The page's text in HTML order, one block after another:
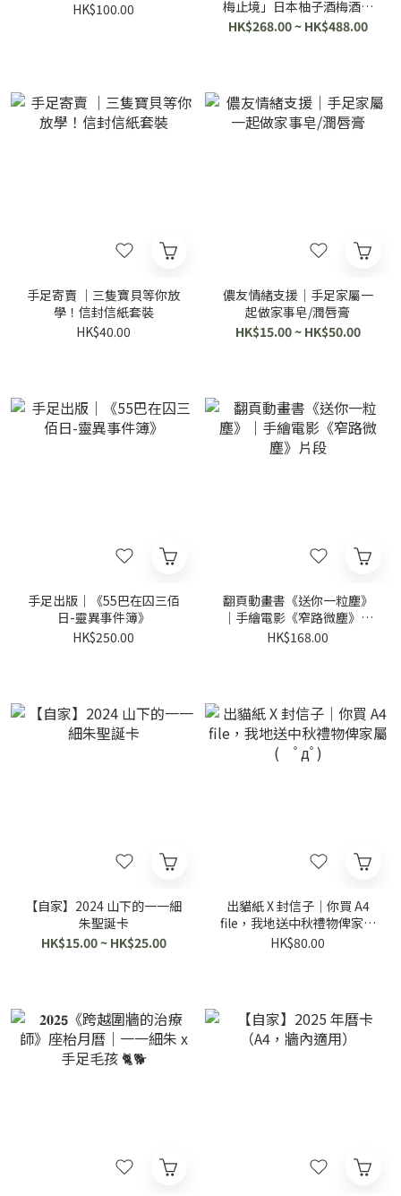
HK$100.00
梅止境」日本柚子酒梅酒｜
劉仁顯設計酒標
HK$268.00 ~ HK$488.00
手足寄賣 ｜三隻寶貝等你放
學！信封信紙套裝
HK$40.00
儂友情緒支援｜手足家屬一
起做家事皂/潤唇膏
HK$15.00 ~ HK$50.00
手足出版｜《55巴在囚三佰
日-靈異事件簿》
HK$250.00
翻頁動畫書《送你一粒塵》
｜手繪電影《窄路微塵》片
段
HK$168.00
【自家】2024 山下的一一細
朱聖誕卡
HK$15.00 ~ HK$25.00
出貓紙 X 封信子｜你買 A4
file，我地送中秋禮物俾家屬
( ﾟдﾟ)
HK$80.00